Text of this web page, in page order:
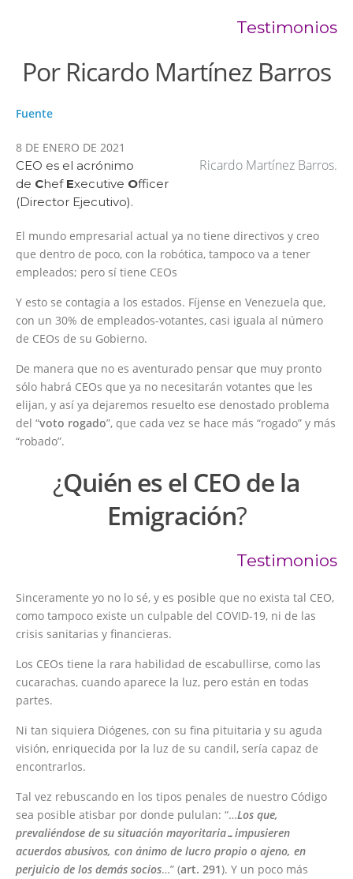
Testimonios
Por Ricardo Martínez Barros
Fuente
8 DE ENERO DE 2021
Ricardo Martínez Barros.
CEO es el acrónimo
de Chef Executive Officer
(Director Ejecutivo).
El mundo empresarial actual ya no tiene directivos y creo
que dentro de poco, con la robótica, tampoco va a tener
empleados; pero sí tiene CEOs
Y esto se contagia a los estados. Fíjense en Venezuela que,
con un 30% de empleados-votantes, casi iguala al número
de CEOs de su Gobierno.
De manera que no es aventurado pensar que muy pronto
sólo habrá CEOs que ya no necesitarán votantes que les
elijan, y así ya dejaremos resuelto ese denostado problema
del “voto rogado”, que cada vez se hace más “rogado” y más
“robado”.
¿Quién es el CEO de la
Emigración?
Testimonios
Sinceramente yo no lo sé, y es posible que no exista tal CEO,
como tampoco existe un culpable del COVID-19, ni de las
crisis sanitarias y financieras.
Los CEOs tiene la rara habilidad de escabullirse, como las
cucarachas, cuando aparece la luz, pero están en todas
partes.
Ni tan siquiera Diógenes, con su fina pituitaria y su aguda
visión, enriquecida por la luz de su candil, sería capaz de
encontrarlos.
Tal vez rebuscando en los tipos penales de nuestro Código
sea posible atisbar por donde pululan: “…Los que,
prevaliéndose de su situación mayoritaria…impusieren
acuerdos abusivos, con ánimo de lucro propio o ajeno, en
perjuicio de los demás socios…” (art. 291). Y un poco más